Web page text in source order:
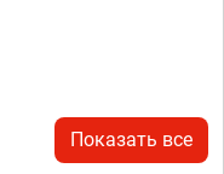
Показать все